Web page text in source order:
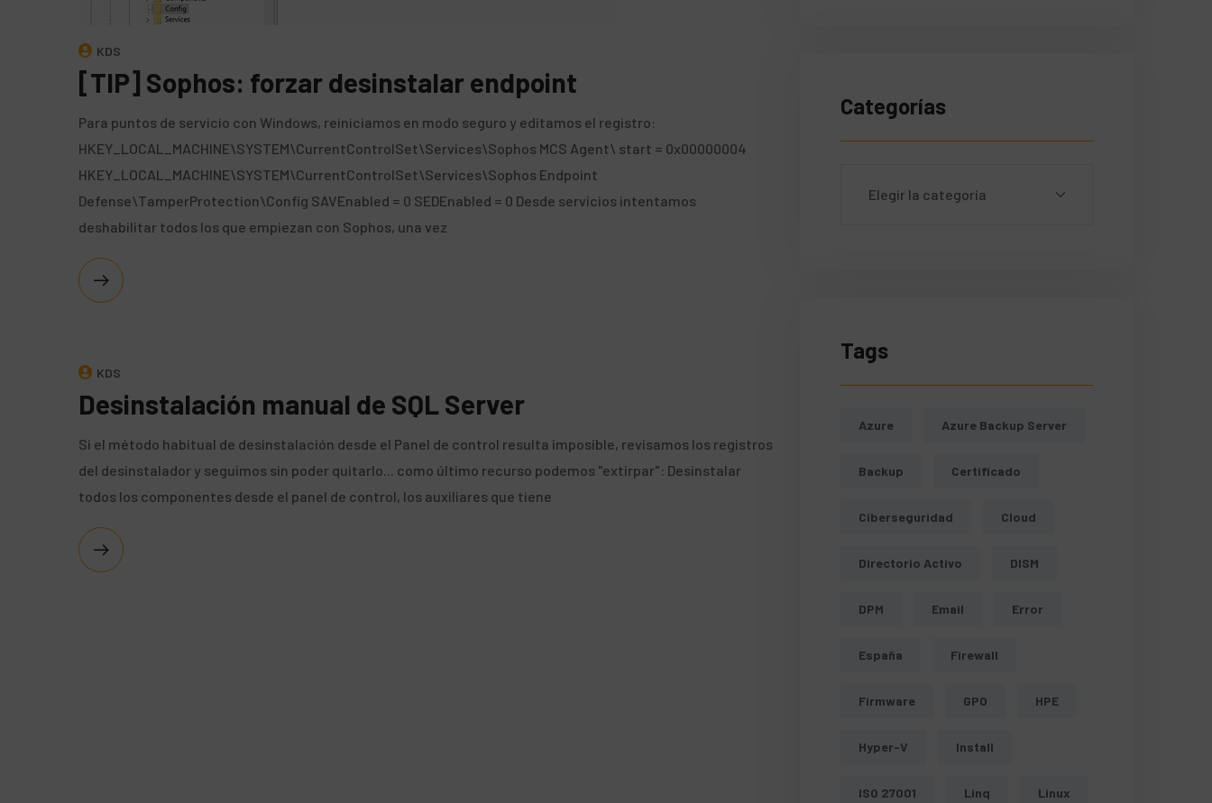
KDS
[TIP] Sophos: forzar desinstalar endpoint
Para puntos de servicio con Windows, reiniciamos en modo seguro y editamos el registro:
HKEY_LOCAL_MACHINE\SYSTEM\CurrentControlSet\Services\Sophos MCS Agent\ start = 0x00000004
HKEY_LOCAL_MACHINE\SYSTEM\CurrentControlSet\Services\Sophos Endpoint
Defense\TamperProtection\Config SAVEnabled = 0 SEDEnabled = 0 Desde servicios intentamos
deshabilitar todos los que empiezan con Sophos, una vez
KDS
Desinstalación manual de SQL Server
Si el método habitual de desinstalación desde el Panel de control resulta imposible, revisamos los registros
del desinstalador y seguimos sin poder quitarlo... como último recurso podemos "extirpar": Desinstalar
todos los componentes desde el panel de control, los auxiliares que tiene
Categorías
Tags
Azure Azure Backup Server
Backup Certificado
Ciberseguridad Cloud
Directorio Activo DISM
DPM Email Error
España Firewall
Firmware GPO HPE
Hyper-V Install
ISO 27001 Linq Linux